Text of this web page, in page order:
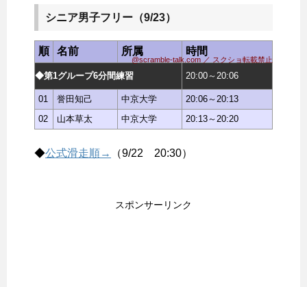
シニア男子フリー（9/23）
@scramble-talk.com ／ スクショ転載禁止
順 名前 所属 時間
◆第1グループ6分間練習 20:00～20:06
01 誉田知己 中京大学
20:06～20:13
02
山本草太 中京大学 20:13～20:20
◆公式滑走順→ （9/22 20:30）
スポンサーリンク